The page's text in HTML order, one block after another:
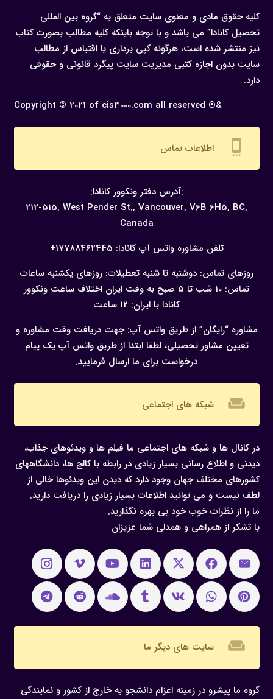
کلیه حقوق مادی و معنوی سایت متعلق به “گروه بین المللی
تحصیل کانادا” می باشد و با توجه باینکه کلیه مطالب بصورت کتاب
نیز منتشر شده است، هرگونه كپی برداری یا اقتباس از مطالب
سایت بدون اجازه كتبی مدیریت سایت پیگرد قانونی و حقوقی
دارد.
Copyright © 2021 of cis3000.com all reserved ®&
settings_cell اطلاعات تماس
:آدرس دفتر ونکوور کانادا:
212-515, West Pender St., Vancouver, V6B 6H5, BC,
Canada
تلفن مشاوره واتس آپ کانادا: 17788462445+
روزهای تماس: دوشنبه تا شنبه تعطیلات: روزهای یکشنبه ساعات
تماس: 10 شب تا 5 صبح به وقت ایران
اختلاف ساعت ونکوور
کانادا با ایران: 12 ساعت
مشاوره “رایگان” از طریق واتس آپ: جهت دریافت وقت مشاوره و
تعیین مشاور تحصیلی، لطفا ابتدا از طریق واتس آپ یک پیام
درخواست برای ما ارسال فرمایید.
weekend شبکه های اجتماعی
در کانال ها و شبکه های اجتماعی ما فیلم ها و ویدئوهای جذاب،
دیدنی و اطلاع رسانی بسیار زیادی در رابطه با کالج ها، دانشگاههای
کشورهای مختلف جهان وجود دارد که دیدن این ویدئوها خالی از
لطف نیست و می توانید اطلاعات بسیار زیادی را دریافت دارید.
ما را از نظرات خوب خود بی بهره نگذارید.
با تشکر از همراهی و همدلی شما عزیزان
weekend سایت های دیگر ما
گروه ما پیشرو در زمینه اعزام دانشجو به خارج از کشور و نمایندگی